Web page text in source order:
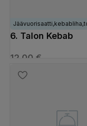
6. Talon Kebab
12,00€
VALITSE